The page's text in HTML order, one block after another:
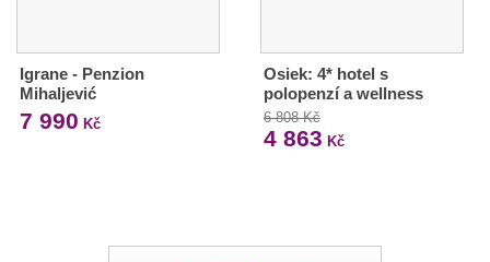
Igrane - Penzion
Mihaljević
7 990 Kč
Osiek: 4* hotel s
polopenzí a wellness
6 808 Kč
4 863 Kč